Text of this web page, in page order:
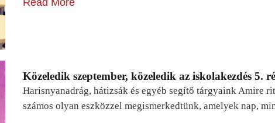
Read More
Közeledik szeptember, közeledik az iskolakezdés 5.
Harisnyanadrág, hátizsák és egyéb segítő tárgyaink Amire
számos olyan eszközzel megismerkedtünk, amelyek nap,